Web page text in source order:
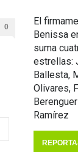
0
El
Benissa
suma
estrellas:
Ballesta,
Olivares,
Ramírez